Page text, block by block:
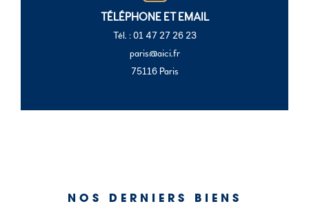
TÉLÉPHONE ET EMAIL
Tél. : 01 47 27 26 23
paris@aici.fr
75116 Paris
NOS DERNIERS BIENS